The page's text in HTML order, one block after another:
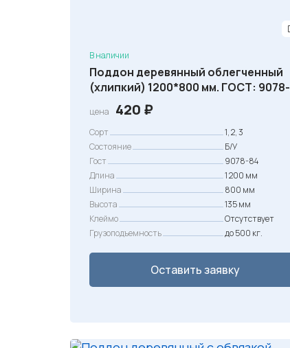
В наличии
Поддон деревянный облегченный
(хлипкий) 1200*800 мм. ГОСТ: 9078-
цена 420 ₽
Сорт
1, 2, 3
Состояние
Б/У
Гост
9078-84
Длина
1 200 мм
Ширина
800 мм
Высота
135 мм
Клеймо
Отсутствует
Грузоподъемность
до 500 кг.
Оставить заявку